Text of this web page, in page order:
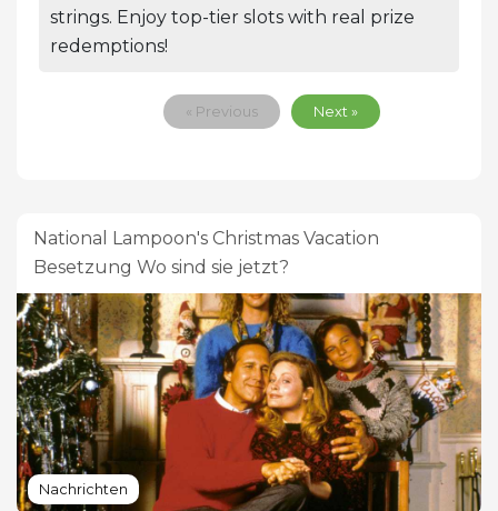
strings. Enjoy top-tier slots with real prize
redemptions!
« Previous Next »
National Lampoon's Christmas Vacation
Besetzung Wo sind sie jetzt?
Nachrichten